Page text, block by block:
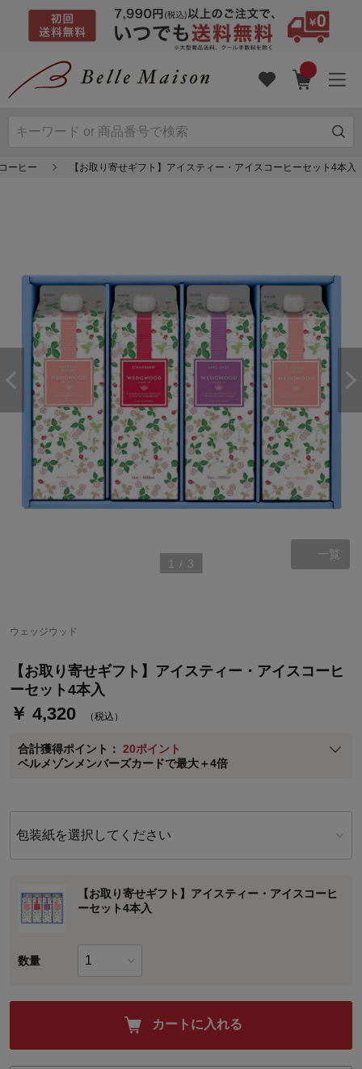
ーヒー 【お取り寄せギフト】アイスティー・アイスコーヒーセット4本入
1 / 3
一覧
ウェッジウッド
【お取り寄せギフト】アイスティー・アイスコーヒ
ーセット4本入
￥ 4,320 （税込）
合計獲得ポイント： 20ポイント
ベルメゾンメンバーズカードで最大＋4倍
ベルメゾンご優待サービスについて
通常商品送料無料 返品引取無料（JCBのみ）
即時入会なら更に500円OFFクーポンプレゼント
※メンバーズカードの加算ポイントはステージ倍率適用前の基本ポイント
に対して適用されます。
包装紙を選択してください
【お取り寄せギフト】アイスティー・アイスコーヒ
ーセット4本入
数量
カートに入れる